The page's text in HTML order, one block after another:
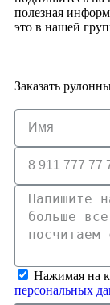
полезная
это в нашей
Заказать
Нажимая на
персональных